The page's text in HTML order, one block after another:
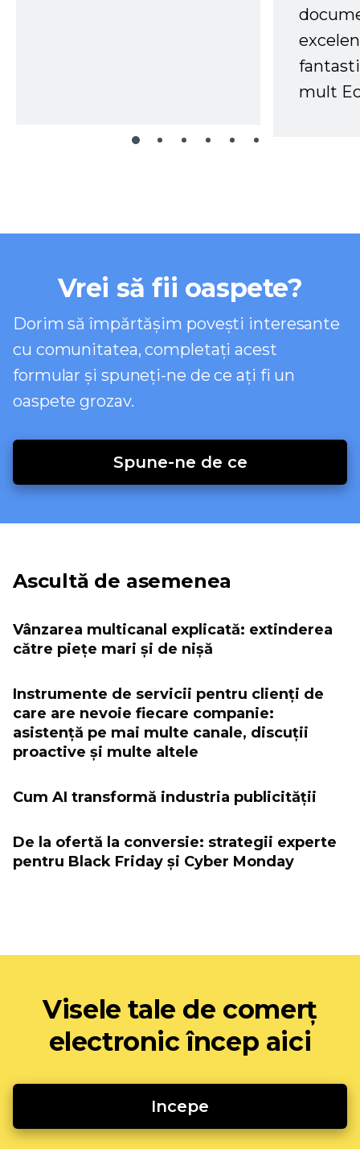
mult
Vrei să fii oaspete?
Dorim să împărtășim povești interesante
cu comunitatea, completați acest
formular și spuneți-ne de ce ați fi un
oaspete grozav.
Spune-ne de ce
Ascultă de asemenea
Vânzarea multicanal explicată: extinderea
către piețe mari și de nișă
Instrumente de servicii pentru clienți de
care are nevoie fiecare companie:
asistență pe mai multe canale, discuții
proactive și multe altele
Cum AI transformă industria publicității
De la ofertă la conversie: strategii experte
pentru Black Friday și Cyber ​​Monday
Visele tale de comerț
electronic încep aici
Incepe